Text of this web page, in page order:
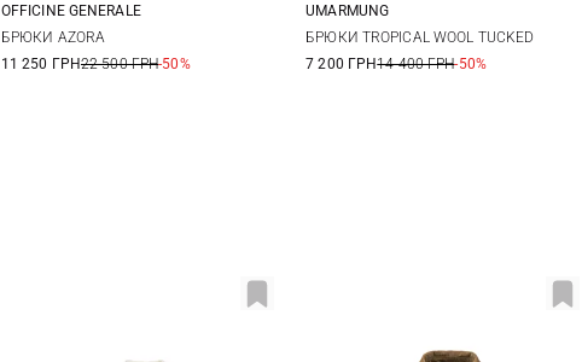
34 36
OFFICINE GENERALE
БРЮКИ AZORA
11 250 ГРН22 500 ГРН-50%
XS S M
UMARMUNG
БРЮКИ TROPICAL WOOL TUCKED
7 200 ГРН14 400 ГРН-50%